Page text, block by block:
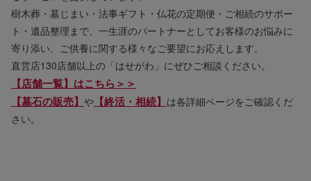
樹木葬・墓じまい・法事ギフト・仏花の定期便・ご相続のサポー
ト・遺品整理まで、一生涯のパートナーとしてお客様のお悩みに
寄り添い、ご供養に関する様々なご要望にお応えします。
直営店130店舗以上の「はせがわ」にぜひご相談ください。
【店舗一覧】はこちら＞＞
【墓石の販売】 や 【終活・相続】 は各詳細ページをご確認くだ
さい。